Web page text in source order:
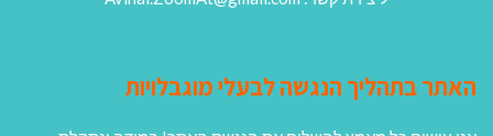
האתר בתהליך הנגשה לבעלי מוגבלויות